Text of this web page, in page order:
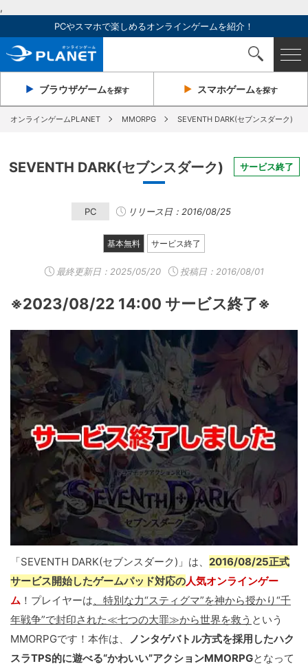
,
PCやスマホで楽しめるオンラインゲームを紹介！
ブラウザゲームを探す スマホゲームを探す
オンラインゲームPLANET MMORPG SEVENTH DARK(セブンスダーク)
SEVENTH DARK(セブンスダーク) サービス終了
PC リリース日：2016/08/25
基本無料 サービス終了
最終更新日： 2025/05/20 投稿日：2016/08/01
※2023/08/22 14:00 サービス終了※
「SEVENTH DARK(セブンスダーク)」は、 2016/08/25正式
サービス開始したゲームパッド対応の人気オンラインゲー
ム ！プレイヤーは、特別な力“スティグマ”を神から授かり“千
年戦争”で封印された≪七つの大罪≫から世界を救う という
MMORPGです！本作は、
ノンタゲバトル方式を採用したハク
スラTPS的に遊べる“かわいい”アクションMMORPGとなって